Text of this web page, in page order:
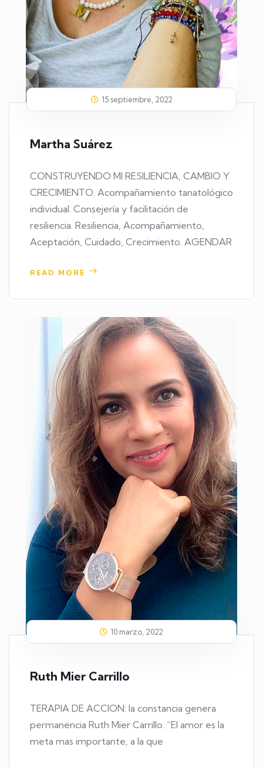
15 septiembre, 2022
Martha Suárez
CONSTRUYENDO MI RESILIENCIA, CAMBIO Y
CRECIMIENTO. Acompañamiento tanatológico
individual. Consejería y facilitación de
resiliencia. Resiliencia, Acompañamiento,
Aceptación, Cuidado, Crecimiento. AGENDAR
READ MORE
10 marzo, 2022
Ruth Mier Carrillo
TERAPIA DE ACCION: la constancia genera
permanencia Ruth Mier Carrillo. “El amor es la
meta mas importante, a la que